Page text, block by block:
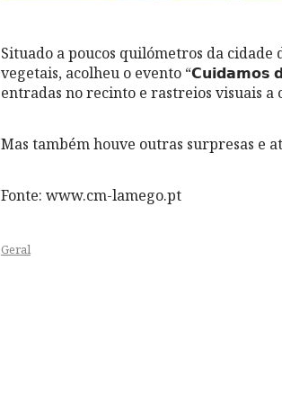
Situado a poucos quilómetros da cidade
vegetais, acolheu o evento “𝗖𝘂𝗶𝗱𝗮𝗺𝗼𝘀
entradas no recinto e rastreios visuais a
Mas também houve outras surpresas e
Fonte: www.cm-lamego.pt
Geral